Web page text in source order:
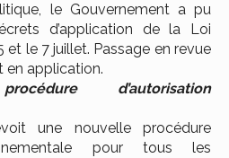
le Gouvernement a pu
d’application de la Loi
et le 7 juillet. Passage en revue
en application.
d’autorisation
une nouvelle procédure
pour tous les